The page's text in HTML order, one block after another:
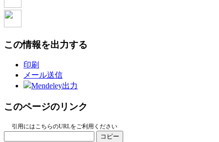
この情報を出力する
印刷
メール送信
Mendeley出力
このページのリンク
引用にはこちらのURLをご利用ください
コピー